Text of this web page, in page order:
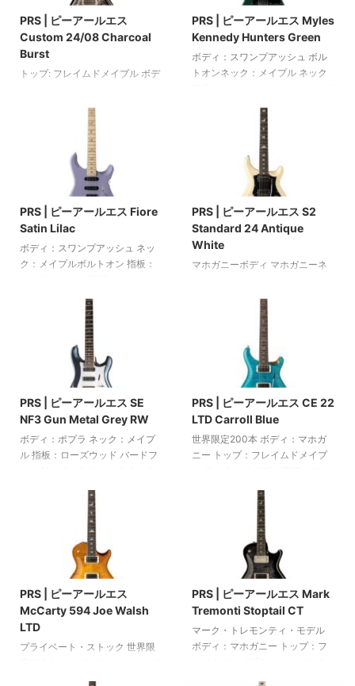
プッシュ/プル機能付きトーンコ
ントロール1基 3ウェイトグルス
イッチ PRS Gen IIIトレモロ PRS
Phase IIIロッキングマシンヘッド
ニッケルハードウェア ニトロセ
さ: 23 mm） 22フレット スケー
ル: 625 mm ピックアップ: 2x
58/15 LT ハムバッカー ボリュー
ムコントロール: 2つ トーンコン
トロール: 2つ（プッシュ/プル）
PRS | ピーアールエス
Custom 24/08 Charcoal
Burst
トップ: フレイムドメイプル ボデ
ー 指板: ローズウッド 指板インレ
イ: PRSバーズ ネック形状: パタ
ーンシン ピックアップ: TCI トレ
ブルとベース ハムバッカー 音量
およびトーンコントロール 3ウェ
イスイッチ コイルタップ用のミ
ニスイッチ2つ PRSトレモロ フェ
ーズIII ロッキングペグ シリアル
番号: #0389425 ニトロセルロー
スラッカー カラー: チャコール バ
ースト PRSケース付属 アメリカ
PRS | ピーアールエス Myles
Kennedy Hunters Green
ボディ：スワンプアッシュ ボル
トオンネック：メイプル ネック
23 mm / 12フレット時：25 mm
指板：メイプル バーズ指板イン
レイ 指板半径：254 mm スケー
ル長：648 mm ナット幅：41.7
mm ボーンナット 22フレット ピ
ックアップ：2つのナローフィー
ルドMK（ネックとブリッジ）ハ
ムバッカー ボリュームコントロ
ール プッシュ/プル機能付きトー
ンコントロール 5ウェイスイッチ
PRS | ピーアールエス Fiore
Satin Lilac
ボディ：スワンプアッシュ ネッ
ク：メイプルボルトオン 指板：
トのネック厚さ：21 mm / 12フレ
ット：25 mm 指板半径：254
mm（10インチ） スケール：648
mm（25.5インチ） ナット幅：
42.1 mm（1.656インチ） ボーン
ナット 22フレット ピックアッ
プ：フィオーレハムバッカー1基
（ブリッジ）とフィオーレシング
ルコイル2基（ネックとミドル）
ボリュームコントロール1基 プッ
PRS | ピーアールエス S2
Standard 24 Antique
White
マホガニーボディ マホガニーネ
板インレイ ネック形状: パターン
シン スケール: 635 mm 24フレッ
ト ピックアップ: 2基のPRS
58/15 "LT"ハムバッカー ボリュー
ムコントロール1基 プッシュ/プル
機能付きトーンコントロール1基
3ウェイブレードスイッチ PRS
S2トレモロ PRS S2ロッキングマ
シンヘッド 標準のトラスロッド
カバー ニッケルハードウェア カ
ラー: サテンアンティークホワイ
PRS | ピーアールエス SE
NF3 Gun Metal Grey RW
ボディ：ポプラ ネック：メイプ
ル 指板：ローズウッド バードフ
ト幅：42.85 mm 指板半径：254
mm スケール：635 mm ピックア
ップ：3つのナローフィールド
DD "S"シングルコイル ボリュー
ム1つ、トーンコントロール1つ 5
ウェイスイッチ カラー：ガンメ
タルグレー ギグバッグ付属
PRS | ピーアールエス CE 22
LTD Carroll Blue
世界限定200本 ボディ：マホガ
ニー トップ：フレイムドメイプ
ドインレイ ネックプロファイ
ル：パターンレギュラー スケー
ル：635 mm 22フレット ピック
アップ：2 58/15 LTハムバッカー
ボリュームコントロール1つ プッ
シュ/プル機能付きトーンコント
ロール1つ 3ウェイトグルスイッ
チ PRS Gen IIIトレモロ PRS
Phase IIIロッキングマシンヘッド
ニッケルハードウェア ニトロセ
PRS | ピーアールエス
McCarty 594 Joe Walsh
LTD
プライベート・ストック 世界限
ルのバイオリンカーブ ボディ: マ
PRS | ピーアールエス Mark
Tremonti Stoptail CT
マーク・トレモンティ・モデル
ボディ：マホガニー トップ：フ